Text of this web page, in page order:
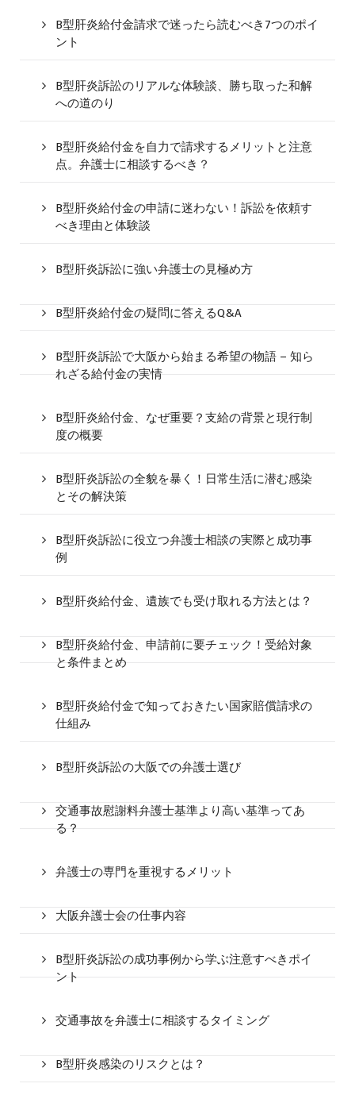
B型肝炎給付金請求で迷ったら読むべき7つのポイ
ント
B型肝炎訴訟のリアルな体験談、勝ち取った和解
への道のり
B型肝炎給付金を自力で請求するメリットと注意
点。弁護士に相談するべき？
B型肝炎給付金の申請に迷わない！訴訟を依頼す
べき理由と体験談
B型肝炎訴訟に強い弁護士の見極め方
B型肝炎給付金の疑問に答えるQ&A
B型肝炎訴訟で大阪から始まる希望の物語 – 知ら
れざる給付金の実情
B型肝炎給付金、なぜ重要？支給の背景と現行制
度の概要
B型肝炎訴訟の全貌を暴く！日常生活に潜む感染
とその解決策
B型肝炎訴訟に役立つ弁護士相談の実際と成功事
例
B型肝炎給付金、遺族でも受け取れる方法とは？
B型肝炎給付金、申請前に要チェック！受給対象
と条件まとめ
B型肝炎給付金で知っておきたい国家賠償請求の
仕組み
B型肝炎訴訟の大阪での弁護士選び
交通事故慰謝料弁護士基準より高い基準ってあ
る？
弁護士の専門を重視するメリット
大阪弁護士会の仕事内容
B型肝炎訴訟の成功事例から学ぶ注意すべきポイ
ント
交通事故を弁護士に相談するタイミング
B型肝炎感染のリスクとは？